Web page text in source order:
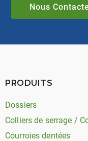
Nous
PRODUITS
Dossiers
Colliers de serrage /
Courroies dentées